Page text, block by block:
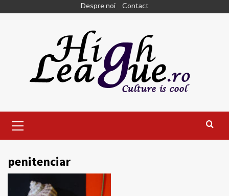
Despre noi Contact
Menu
penitenciar